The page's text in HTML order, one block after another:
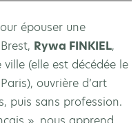
épouser une
Rywa FINKIEL,
(elle est décédée le
ouvrière d’art
puis sans profession.